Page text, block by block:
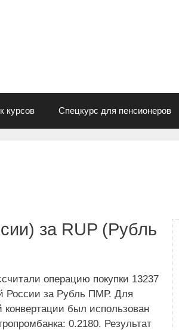
курсов Спецкурс для пенсионеров
за RUP (Рубль
операцию покупки 13237
России за Рубль ПМР. Для
конвертации был использован
0.2180. Результат